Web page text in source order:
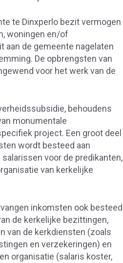
te Dinxperlo bezit vermogen
woningen en/of
aan de gemeente nagelaten
De opbrengsten van
voor het werk van de
behoudens
monumentale
project. Een groot deel
wordt besteed aan
voor de predikanten,
van kerkelijke
inkomsten ook besteed
de kerkelijke bezittingen,
van de kerkdiensten (zoals
en verzekeringen) en
organisatie (salaris koster,